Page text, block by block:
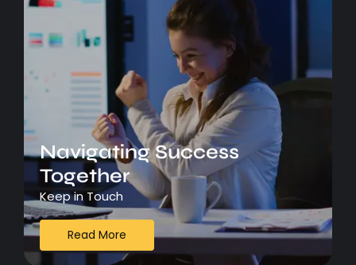
Navigating Success
Together
Keep in Touch
Read More